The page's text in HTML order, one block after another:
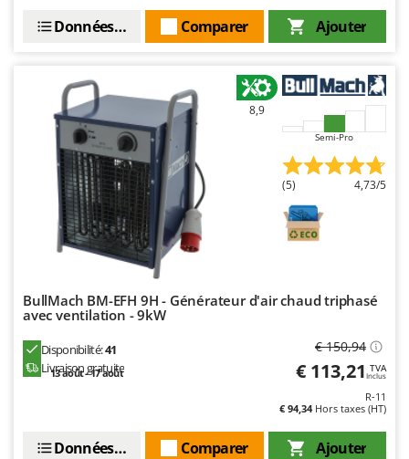
Zodiac
Ajouter
Comparer
Données techniques
8,9
Semi-Pro
(5) 4,73/5
BullMach BM-EFH 9H - Générateur d'air chaud triphasé
avec ventilation - 9kW
Disponibilité:41
Livraison gratuite
13 août - 17 août
€ 150,94
€ 113,21 TVA
Inclus
R-11
€ 94,34Hors taxes (HT)
Ajouter
Comparer
Données techniques